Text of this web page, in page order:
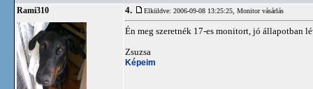
Rami310 4. Elküldve: 2006-09-08 13:25:25, Monitor vásárlás
Én meg szeretnék 17-es monitort, jó állapotban
Zsuzsa
Képeim